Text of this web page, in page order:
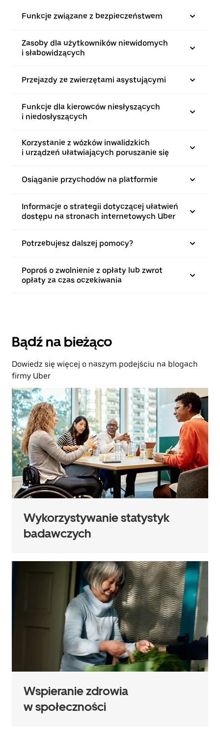
Funkcje związane z bezpieczeństwem
Zasoby dla użytkowników niewidomych
i słabowidzących
Przejazdy ze zwierzętami asystującymi
Funkcje dla kierowców niesłyszących
i niedosłyszących
Korzystanie z wózków inwalidzkich
i urządzeń ułatwiających poruszanie się
Osiąganie przychodów na platformie
Informacje o strategii dotyczącej ułatwień
dostępu na stronach internetowych Uber
Potrzebujesz dalszej pomocy?
Poproś o zwolnienie z opłaty lub zwrot
opłaty za czas oczekiwania
Bądź na bieżąco
Dowiedz się więcej o naszym podejściu na blogach
firmy Uber
Wykorzystywanie statystyk
badawczych
Wspieranie zdrowia
w społeczności